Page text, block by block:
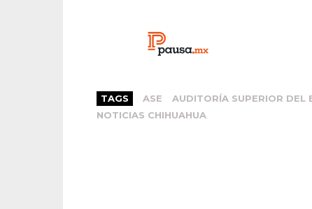
TAGS ASE AUDITORÍA SUPERIOR DEL
NOTICIAS CHIHUAHUA